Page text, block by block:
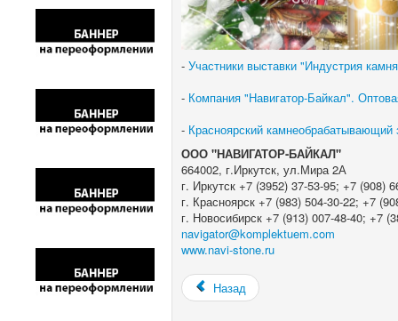
-Участники выставки "Индустрия
- Компания "Навигатор-Байкал".
- Красноярский
ООО "НАВИГАТОР-БАЙКАЛ"
664002, г.Иркутск, ул.Мира 2А
г. Иркутск +7 (3952) 37-53-95; +7 (908)
г. Красноярск +7 (983) 504-30-22; +7
г. Новосибирск +7 (913) 007-48-40; +7
navigator@komplektuem.com
www.navi-stone.ru
Назад